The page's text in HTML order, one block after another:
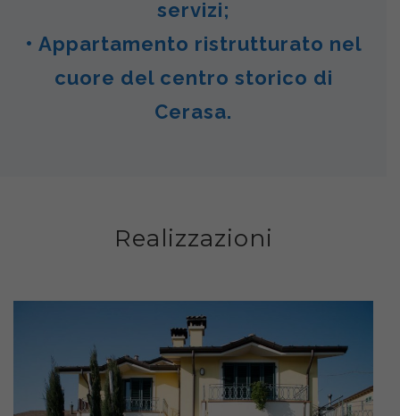
servizi;
• Appartamento ristrutturato nel
cuore del centro storico di
Cerasa.
Realizzazioni